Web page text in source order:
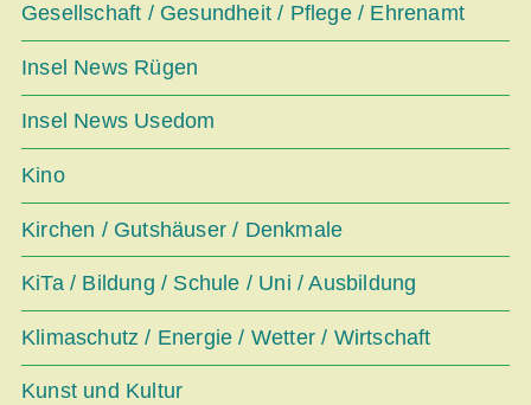
Gesellschaft / Gesundheit / Pflege / Ehrenamt
Insel News Rügen
Insel News Usedom
Kino
Kirchen / Gutshäuser / Denkmale
KiTa / Bildung / Schule / Uni / Ausbildung
Klimaschutz / Energie / Wetter / Wirtschaft
Kunst und Kultur